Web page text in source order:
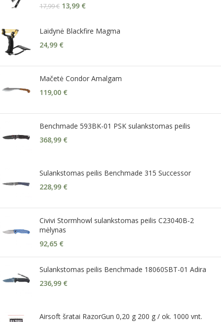
17,99€ 13,99 €
Laidynė Blackfire Magma
24,99 €
Mačetė Condor Amalgam
119,00 €
Benchmade 593BK-01 PSK sulankstomas peilis
368,99 €
Sulankstomas peilis Benchmade 315 Successor
228,99 €
Civivi Stormhowl sulankstomas peilis C23040B-2
mėlynas
92,65 €
Sulankstomas peilis Benchmade 18060SBT-01 Adira
236,99 €
Airsoft šratai RazorGun 0,20 g 200 g / ok. 1000 vnt.